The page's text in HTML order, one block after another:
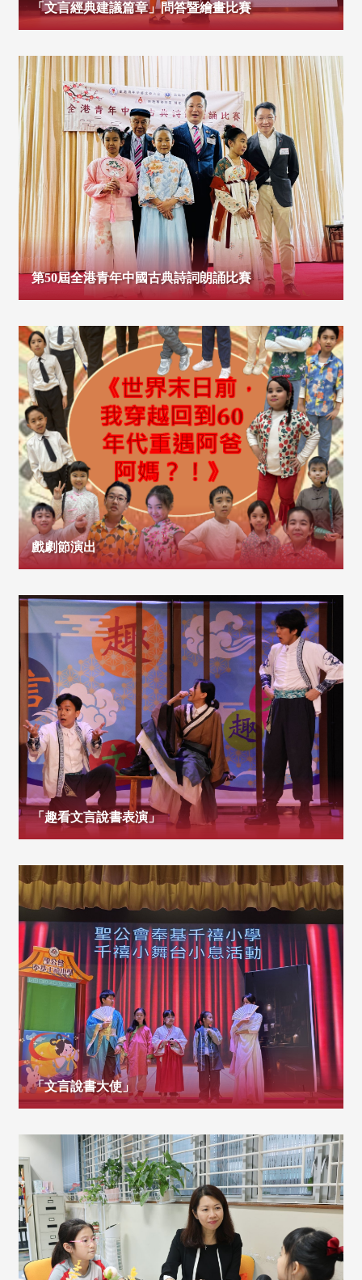
「文言經典建議篇章」問答暨繪畫比賽
第50屆全港青年中國古典詩詞朗誦比賽
戲劇節演出
「趣看文言說書表演」
「文言說書大使」